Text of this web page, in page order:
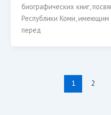
биографических книг,
Республики Коми, имеющим
перед
1 2